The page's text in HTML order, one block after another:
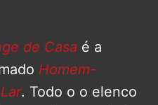
de Casa é a
Homem-
. Todo o o elenco